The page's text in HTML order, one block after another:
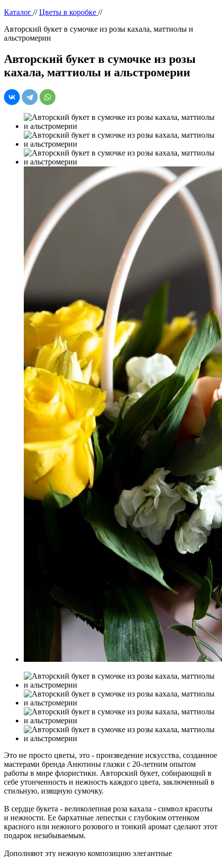
Каталог // Цветы в коробке //
Авторский букет в сумочке из розы кахала, маттиолы и
альстромерии
Авторский букет в сумочке из розы
кахала, маттиолы и альстромерии
Это не просто цветы, это - произведение искусства, созданное
мастерами бренда Анютины глазки с 20-летним опытом
работы в мире флористики. Авторский букет, собирающий в
себе утонченность и нежность каждого цвета, заключенный в
стильную, изящную сумочку.
В сердце букета - великолепная роза кахала - символ красоты
и нежности. Ее бархатные лепестки с глубоким оттенком
красного или нежного розового и тонкий аромат сделают этот
подарок незабываемым.
Дополняют эту нежную композицию элегантные